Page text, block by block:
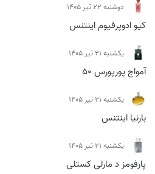
دوشنبه 22 تیر 1405
کیو ادوپرفیوم اینتنس
يكشنبه 21 تیر 1405
آمواج پورپورس 50
يكشنبه 21 تیر 1405
بارنیا اینتنس
يكشنبه 21 تیر 1405
پارفومز د مارلی کستلی